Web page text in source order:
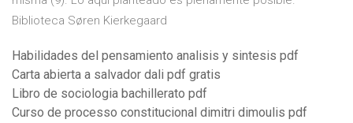
Biblioteca Søren Kierkegaard
Habilidades del pensamiento analisis y sintesis pdf
Carta abierta a salvador dali pdf gratis
Libro de sociologia bachillerato pdf
Curso de processo constitucional dimitri dimoulis pdf